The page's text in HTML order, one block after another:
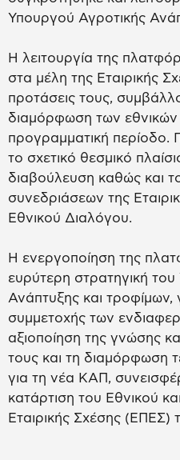
Υπουργού Αγροτικής
Η λειτουργία της
στα μέλη της Εταιρικής
προτάσεις τους,
διαμόρφωση των
προγραμματική περίοδο.
το σχετικό θεσμικό
διαβούλευση καθώς και
συνεδριάσεων της
Εθνικού Διαλόγου.
Η ενεργοποίηση της
ευρύτερη στρατηγική
Ανάπτυξης και τροφίμων,
συμμετοχής των
αξιοποίηση της γνώσης
τους και τη διαμόρφωση
για τη νέα ΚΑΠ,
κατάρτιση του Εθνικού
Εταιρικής Σχέσης (ΕΠΕΣ)